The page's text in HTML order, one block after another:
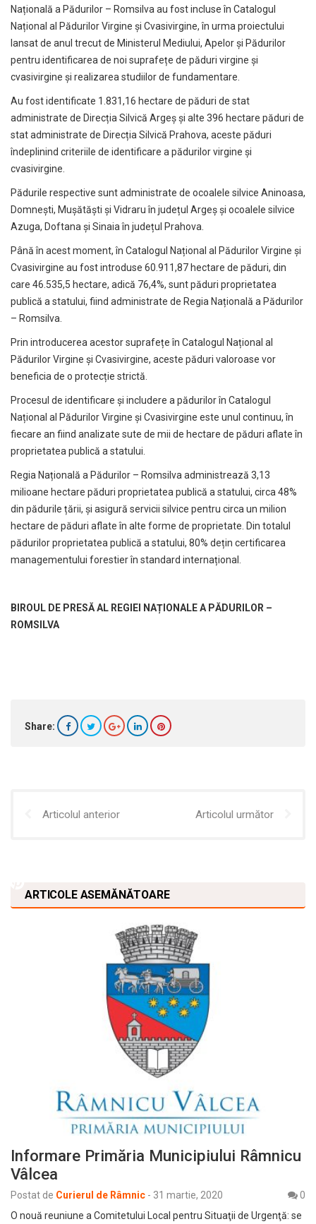
Națională a Pădurilor – Romsilva au fost incluse în Catalogul
Național al Pădurilor Virgine și Cvasivirgine, în urma proiectului
lansat de anul trecut de Ministerul Mediului, Apelor și Pădurilor
pentru identificarea de noi suprafețe de păduri virgine și
cvasivirgine și realizarea studiilor de fundamentare.
Au fost identificate 1.831,16 hectare de păduri de stat
administrate de Direcția Silvică Argeș și alte 396 hectare păduri de
stat administrate de Direcția Silvică Prahova, aceste păduri
îndeplinind criteriile de identificare a pădurilor virgine și
cvasivirgine.
Pădurile respective sunt administrate de ocoalele silvice Aninoasa,
Domnești, Mușătăști și Vidraru în județul Argeș și ocoalele silvice
Azuga, Doftana și Sinaia în județul Prahova.
Până în acest moment, în Catalogul Național al Pădurilor Virgine și
Cvasivirgine au fost introduse 60.911,87 hectare de păduri, din
care 46.535,5 hectare, adică 76,4%, sunt păduri proprietatea
publică a statului, fiind administrate de Regia Națională a Pădurilor
– Romsilva.
Prin introducerea acestor suprafețe în Catalogul Național al
Pădurilor Virgine și Cvasivirgine, aceste păduri valoroase vor
beneficia de o protecție strictă.
Procesul de identificare și includere a pădurilor în Catalogul
Național al Pădurilor Virgine și Cvasivirgine este unul continuu, în
fiecare an fiind analizate sute de mii de hectare de păduri aflate în
proprietatea publică a statului.
Regia Națională a Pădurilor – Romsilva administrează 3,13
milioane hectare păduri proprietatea publică a statului, circa 48%
din pădurile țării, și asigură servicii silvice pentru circa un milion
hectare de păduri aflate în alte forme de proprietate. Din totalul
pădurilor proprietatea publică a statului, 80% dețin certificarea
managementului forestier în standard internațional.
BIROUL DE PRESĂ AL REGIEI NAȚIONALE A PĂDURILOR –
ROMSILVA
Share:
Articolul anterior Articolul următor
ARTICOLE ASEMĂNĂTOARE
Informare Primăria Municipiului Râmnicu
Vâlcea
Postat de Curierul de Râmnic - 31 martie, 2020
0
O nouă reuniune a Comitetului Local pentru Situaţii de Urgenţă: se